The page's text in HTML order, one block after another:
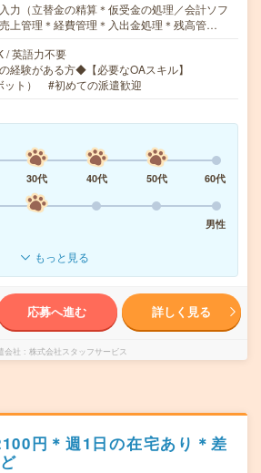
力（立替金の精算＊仮受金の処理／会計ソフ
上管理＊経費管理＊入出金処理＊残高管…
/ 英語力不要
経験がある方◆【必要なOAスキル】
ット） #初めての派遣歓迎
30代 40代 50代
60代
男性
もっと見る
応募へ進む 詳しく見る
会社 株式会社スタッフサービス
円＊週1日の在宅あり＊差